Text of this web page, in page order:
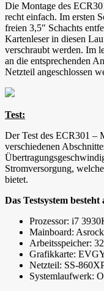
Die Montage des
recht einfach. Im ersten
freien 3,5″ Schachts
Kartenleser in diesen
verschraubt werden. Im
an die entsprechenden
Netzteil angeschlossen
Test:
Der Test des ECR301 –
verschiedenen
Stromversorgung,
bietet.
Das Testsystem besteht
Prozessor: i7
Mainboard:
Arbeitsspeicher:
Grafikkarte:
Netzteil: SS-
Systemlaufwerk: